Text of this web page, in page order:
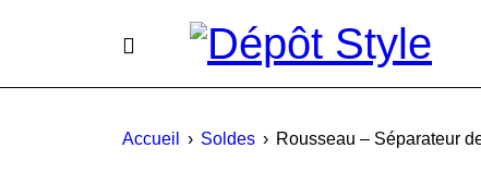
Accueil › Soldes › Rousseau – Séparateur